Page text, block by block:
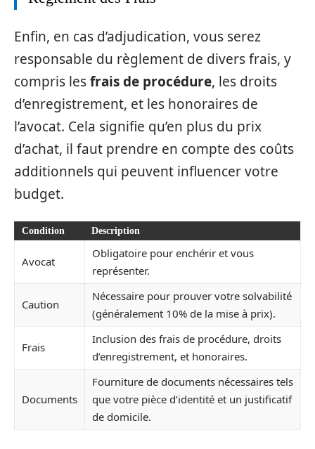
Enfin, en cas d’adjudication, vous serez
responsable du règlement de divers frais, y
compris lesfrais de procédure, les droits
d’enregistrement, et les honoraires de
l’avocat. Cela signifie qu’en plus du prix
d’achat, il faut prendre en compte des coûts
additionnels qui peuvent influencer votre
budget.
Condition Description
Avocat
Obligatoire pour enchérir et vous
représenter.
Caution
Nécessaire pour prouver votre solvabilité
(généralement 10% de la mise à prix).
Frais
Inclusion des frais de procédure, droits
d’enregistrement, et honoraires.
Documents
Fourniture de documents nécessaires tels
que votre pièce d’identité et un justificatif
de domicile.